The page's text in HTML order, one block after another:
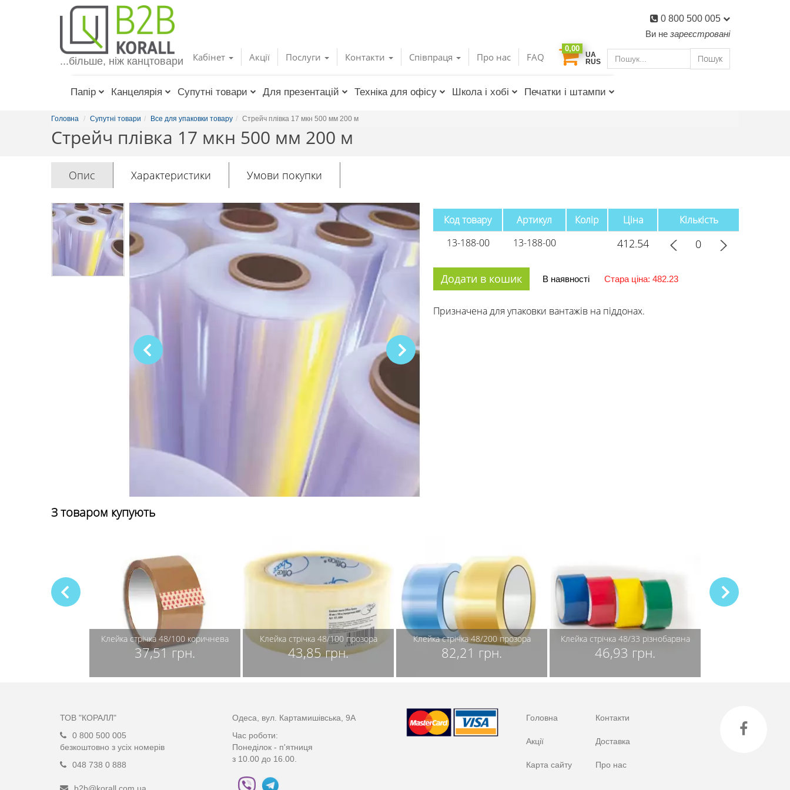
Toggle
navigation
Пошук
UA
RUS
0,00
Ви не зареєстровані
0 800 500 005
Кабінет Акції Послуги Контакти Співпраця Про нас FAQ
...більше, ніж канцтовари
Папір Канцелярія Супутні товари Для презентацій Техніка для офісу Школа і хобі Печатки і штампи
Головна Супутні товари Все для упаковки товару Стрейч плівка 17 мкн 500 мм 200 м
Стрейч плівка 17 мкн 500 мм 200 м
Опис Характеристики Умови покупки
Код товару Артикул Колір Ціна
Кількість
13-188-00
13-188-00 412.54
Додати в кошик В наявності Стара ціна: 482.23
Призначена для упаковки вантажів на піддонах.
З товаром купують
Клейка стрічка 48/100 коричнева
37,51 грн.
Клейка стрічка 48/100 прозора
43,85 грн.
Клейка стрічка 48/200 прозора
82,21 грн.
Клейка стрічка 48/33 різнобарвна
46,93 грн.
ТОВ "КОРАЛЛ"
0 800 500 005
безкоштовно з усіх номерів
048 738 0 888
Одеса, вул. Картамишівська, 9А
Час роботи:
Понеділок - п'ятниця
з 10.00 до 16.00.
Головна
Акції
Карта сайту
Контакти
Доставка
Про нас